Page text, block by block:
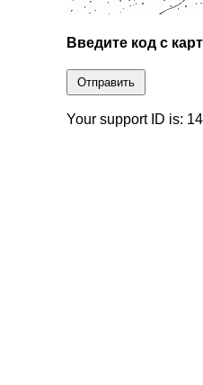
Введите код с
Отправить
Your support ID is: